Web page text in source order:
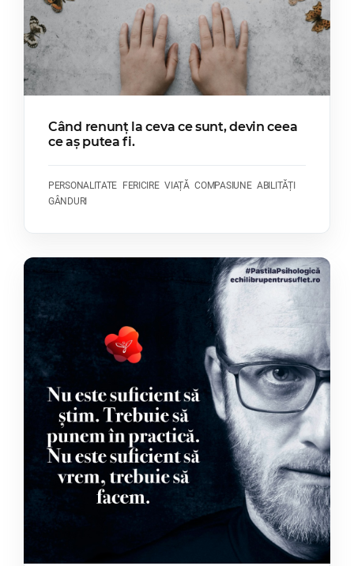
Când renunț la ceva ce sunt, devin ceea
ce aș putea fi.
PERSONALITATE FERICIRE VIAȚĂ COMPASIUNE ABILITĂȚI
GÂNDURI